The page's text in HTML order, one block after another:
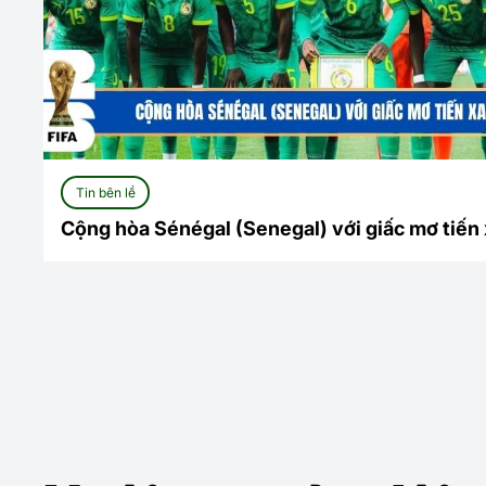
Tin bên lề
Cộng hòa Sénégal (Senegal) với giấc mơ tiến